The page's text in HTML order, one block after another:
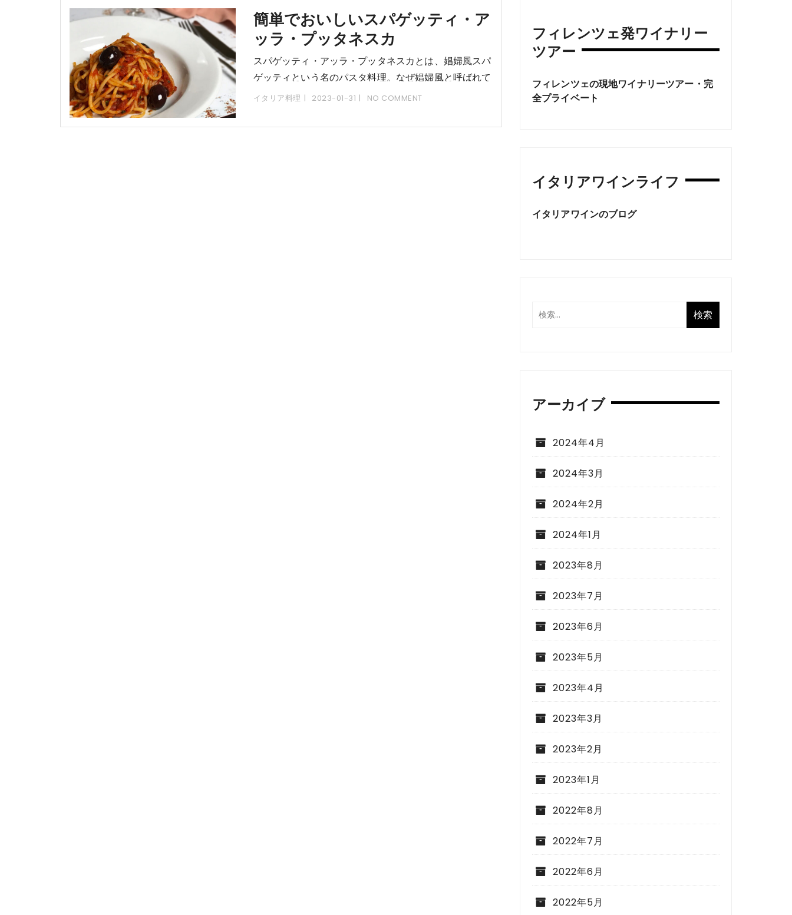
簡単でおいしいスパゲッティ・ア
ッラ・プッタネスカ
スパゲッティ・アッラ・プッタネスカとは、娼婦風スパ
ゲッティという名のパスタ料理。なぜ娼婦風と呼ばれて
いるかはいろいろな説がありますが、娼婦が客のために
は、アンチョビ、オリーブ、ケイパーを使ったトマト
イタリア料理 2023-01-31 NO COMMENT
フィレンツェ発ワイナリー
ツアー
フィレンツェの現地ワイナリーツアー・完
全プライベート
イタリアワインライフ
イタリアワインのブログ
アーカイブ
2024年4月
2024年3月
2024年2月
2024年1月
2023年8月
2023年7月
2023年6月
2023年5月
2023年4月
2023年3月
2023年2月
2023年1月
2022年8月
2022年7月
2022年6月
2022年5月